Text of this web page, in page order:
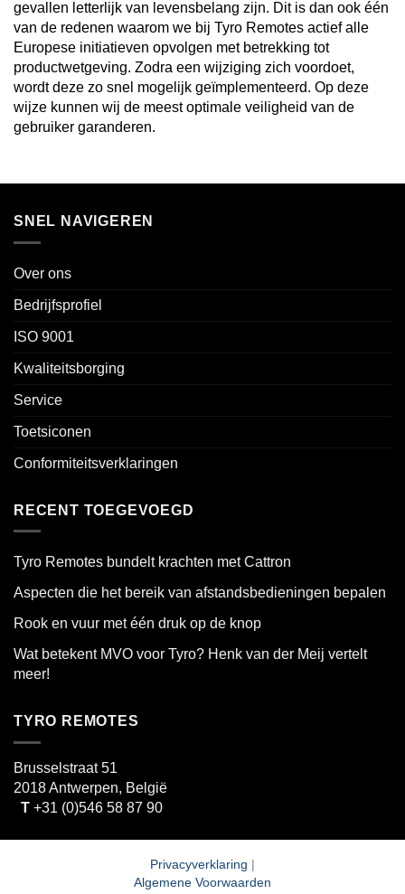
gevallen letterlijk van levensbelang zijn. Dit is dan ook één
van de redenen waarom we bij Tyro Remotes actief alle
Europese initiatieven opvolgen met betrekking tot
productwetgeving. Zodra een wijziging zich voordoet,
wordt deze zo snel mogelijk geïmplementeerd. Op deze
wijze kunnen wij de meest optimale veiligheid van de
gebruiker garanderen.
SNEL NAVIGEREN
Over ons
Bedrijfsprofiel
ISO 9001
Kwaliteitsborging
Service
Toetsiconen
Conformiteitsverklaringen
RECENT TOEGEVOEGD
Tyro Remotes bundelt krachten met Cattron
Aspecten die het bereik van afstandsbedieningen bepalen
Rook en vuur met één druk op de knop
Wat betekent MVO voor Tyro? Henk van der Meij vertelt
meer!
TYRO REMOTES
Brusselstraat 51
2018 Antwerpen, België
T +31 (0)546 58 87 90
Privacyverklaring |
Algemene Voorwaarden